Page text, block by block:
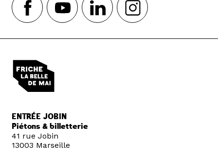
ENTRÉE JOBIN
Piétons & billetterie
41 rue Jobin
13003 Marseille